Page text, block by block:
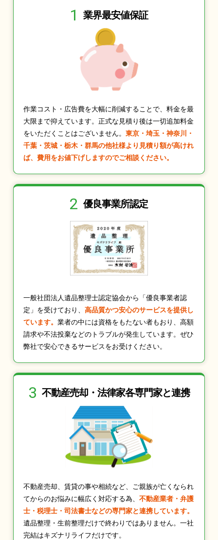
1 業界最安値保証
作業コスト・広告費を大幅に削減することで、料金を最
大限まで抑えています。正式な見積り後は一切追加料金
をいただくことはございません。 東京・埼玉・神奈川・
千葉・茨城・栃木・群馬の他社様より見積り額が高けれ
ば、費用をお値下げしますのでご相談ください。
2 優良事業所認定
一般社団法人遺品整理士認定協会から「優良事業者認
定」を受けており、 高品質かつ安心のサービスを提供し
ています。 業者の中には資格をもたない者もおり、高額
請求や不法投棄などのトラブルが発生しています。ぜひ
弊社で安心できるサービスをお受けください。
3 不動産売却・法律家各専門家と連携
不動産売却、賃貸の事や相続など、ご親族が亡くなられ
てからのお悩みに幅広く対応する為、 不動産業者・弁護
士・税理士・司法書士などの専門家と連携しています。
遺品整理・生前整理だけで終わりではありません。一社
完結はキズナリライフだけです。